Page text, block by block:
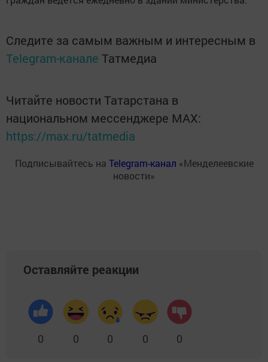
Следите за самым важным и интересным в
Telegram-канале Татмедиа
Читайте новости Татарстана в
национальном мессенджере MАХ:
https://max.ru/tatmedia
Подписывайтесь на Telegram-канал «Менделеевские
новости»
Оставляйте реакции
0 0 0 0 0